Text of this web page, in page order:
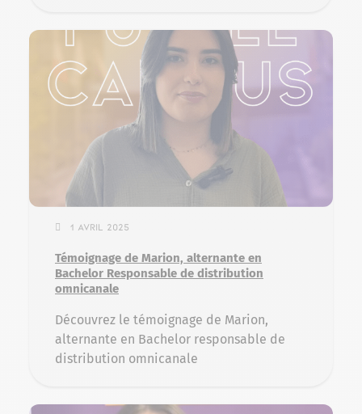
1 avril 2025
Témoignage de Marion, alternante en
Bachelor Responsable de distribution
omnicanale
Découvrez le témoignage de Marion,
alternante en Bachelor responsable de
distribution omnicanale